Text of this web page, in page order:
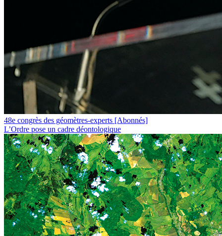
48e congrès des géomètres-experts [Abonnés]
L’Ordre pose un cadre déontologique